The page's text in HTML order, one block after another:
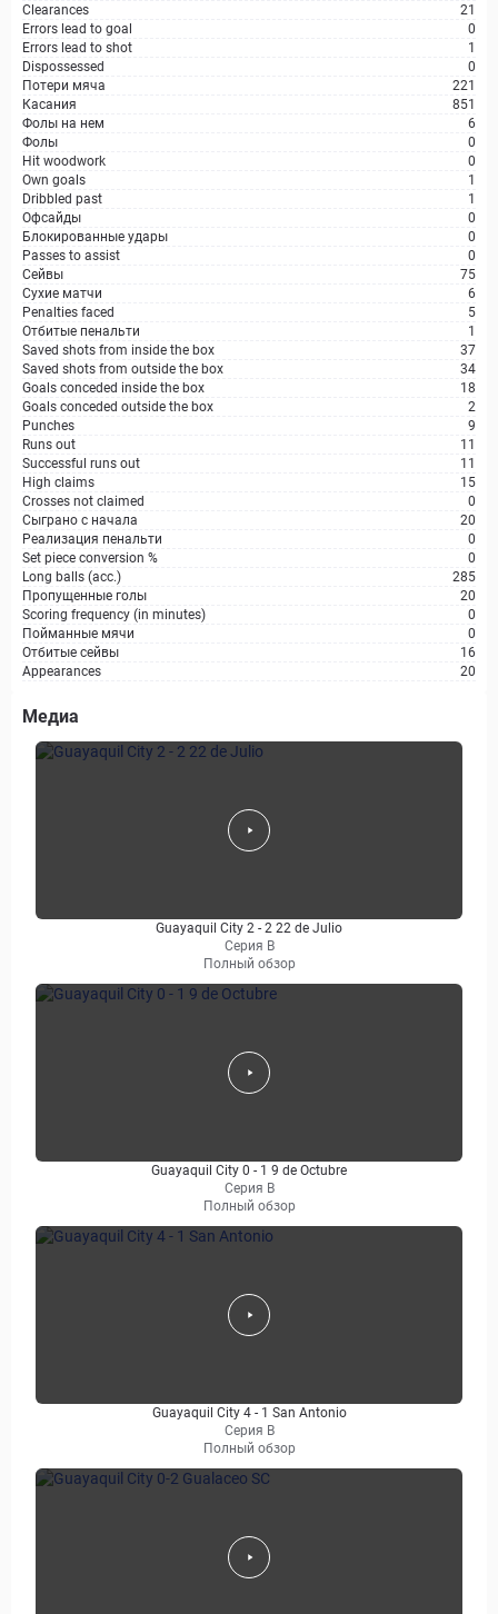
Clearances
21
Errors lead to goal
0
Errors lead to shot
1
Dispossessed
0
Потери мяча
221
Касания
851
Фолы на нем
6
Фолы
0
Hit woodwork
0
Own goals
1
Dribbled past
1
Офсайды
0
Блокированные удары
0
Passes to assist
0
Сейвы
75
Сухие матчи
6
Penalties faced
5
Отбитые пенальти
1
Saved shots from inside the box
37
Saved shots from outside the box
34
Goals conceded inside the box
18
Goals conceded outside the box
2
Punches
9
Runs out
11
Successful runs out
11
High claims
15
Crosses not claimed
0
Сыграно с начала
20
Реализация пенальти
0
Set piece conversion %
0
Long balls (acc.)
285
Пропущенные голы
20
Scoring frequency (in minutes)
0
Пойманные мячи
0
Отбитые сейвы
16
Appearances
20
Медиа
Guayaquil City 2 - 2 22 de Julio
Серия B
Полный обзор
Guayaquil City 0 - 1 9 de Octubre
Серия B
Полный обзор
Guayaquil City 4 - 1 San Antonio
Серия B
Полный обзор